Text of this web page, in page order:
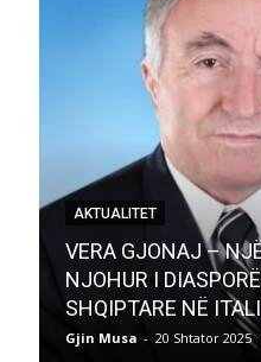
AKTUALITET
VERA GJONAJ –
NJOHUR I
SHQIPTARE NË ITALI
Gjin Musa - 20 Shtator 2025